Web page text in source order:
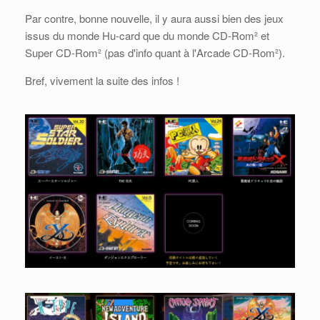
Par contre, bonne nouvelle, il y aura aussi bien des jeux
issus du monde Hu-card que du monde CD-Rom² et
Super CD-Rom² (pas d'info quant à l'Arcade CD-Rom²).
Bref, vivement la suite des infos !